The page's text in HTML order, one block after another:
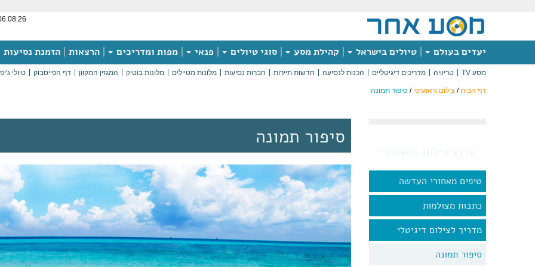
יעדים בעולם טיולים בישראל קהילת מסע סוגי טיולים פנאי מפות ומדריכים הרצאות הזמנת נסיעות
מסע TV טריוויה מדריכים דיגיטליים הכנות לנסיעה חדשות תיירות חברות נסיעות מלונות מטיילים מלונות בוטיק המגזין המקוון דף הפייסבוק טיולי
דף הבית/ צילום גיאוגרפי / סיפור תמונה
טיפים מאחורי העדשה
כתבות מצולמות
מדריך לצילום דיגיטלי
סיפור תמונה
סיפור תמונה